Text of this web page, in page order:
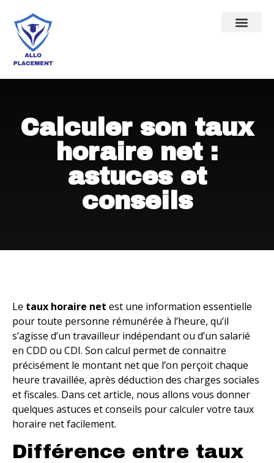
Calculer son taux
horaire net :
astuces et
conseils
Le taux horaire net est une information essentielle
pour toute personne rémunérée à l’heure, qu’il
s’agisse d’un travailleur indépendant ou d’un salarié
en CDD ou CDI. Son calcul permet de connaitre
précisément le montant net que l’on perçoit chaque
heure travaillée, après déduction des charges sociales
et fiscales. Dans cet article, nous allons vous donner
quelques astuces et conseils pour calculer votre taux
horaire net facilement.
Différence entre taux